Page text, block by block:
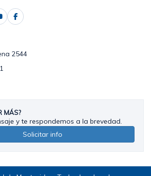
2544
MÁS?
y te respondemos a la brevedad.
Solicitar info